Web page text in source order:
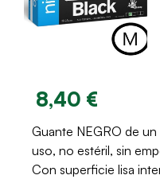
8,40 €
Guante NEGRO de un
uso, no estéril, sin
Con superficie lisa